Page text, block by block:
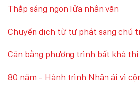
Thắp sáng ngọn lửa nhân văn
Chuyển dịch từ tự phát sang chú
Cân bằng phương trình bất khả thi
80 năm - Hành trình Nhân ái vì